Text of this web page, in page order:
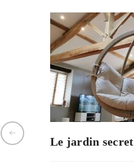
Le jardin secret